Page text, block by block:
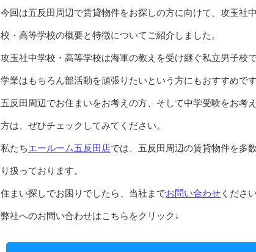
今回は五反田周辺で賃貸物件をお探しの方に向けて、攻玉社
校・高等学校の概要と特徴についてご紹介しました。
攻玉社中学校・高等学校は海軍の教えを受け継ぐ私立男子校で
学業はもちろん部活動を頑張りたいという方にもおすすめです
五反田周辺でお住まいをお考えの方、そして中学受験をお考
方は、ぜひチェックしてみてください。
私たちエールーム五反田店では、五反田周辺の賃貸物件を多
り扱っております。
住まい探しでお困りでしたら、当社までお問い合わせ くださ
弊社へのお問い合わせはこちらをクリック↓